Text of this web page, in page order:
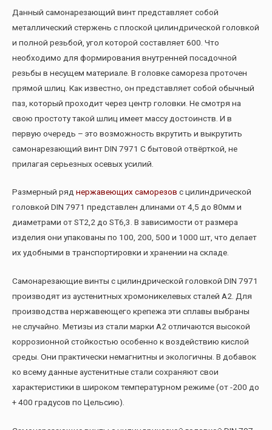
Данный самонарезающий винт представляет собой
металлический стержень с плоской цилиндрической головкой
и полной резьбой, угол которой составляет 600. Что
необходимо для формирования внутренней посадочной
резьбы в несущем материале. В головке самореза проточен
прямой шлиц. Как известно, он представляет собой обычный
паз, который проходит через центр головки. Не смотря на
свою простоту такой шлиц имеет массу достоинств. И в
первую очередь – это возможность вкрутить и выкрутить
самонарезающий винт DIN 7971 С бытовой отвёрткой, не
прилагая серьезных осевых усилий.
Размерный ряд нержавеющих саморезов с цилиндрической
головкой DIN 7971 представлен длинами от 4,5 до 80мм и
диаметрами от ST2,2 до ST6,3. В зависимости от размера
изделия они упакованы по 100, 200, 500 и 1000 шт, что делает
их удобными в транспортировки и хранении на складе.
Самонарезающие винты с цилиндрической головкой DIN 7971
производят из аустенитных хромоникелевых сталей А2. Для
производства нержавеющего крепежа эти сплавы выбраны
не случайно. Метизы из стали марки А2 отличаются высокой
коррозионной стойкостью особенно к воздействию кислой
среды. Они практически немагнитны и экологичны. В добавок
ко всему данные аустенитные стали сохраняют свои
характеристики в широком температурном режиме (от -200 до
+ 400 градусов по Цельсию).